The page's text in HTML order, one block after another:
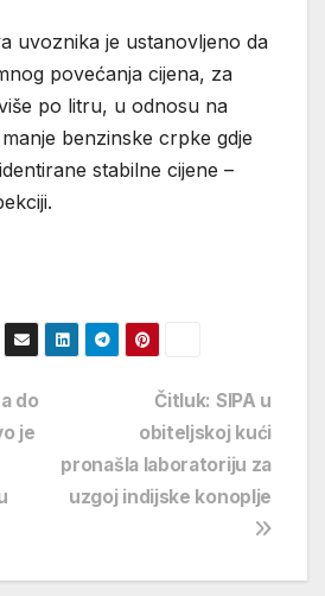
uvoznika je ustanovljeno da
povećanja cijena, za
po litru, u odnosu na
benzinske crpke gdje
stabilne cijene –
Čitluk: SIPA u
obiteljskoj kući
pronašla laboratoriju za
uzgoj indijske konoplje
do
je